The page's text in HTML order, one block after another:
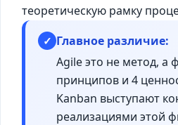
теоретическую рамку
✓ Главное различие:
Agile это не метод, а
принципов и 4
Kanban выступают
реализациями этой